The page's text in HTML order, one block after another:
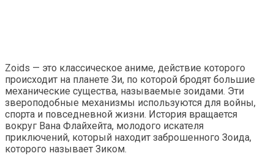
Zoids — это классическое аниме, действие которого
происходит на планете Зи, по которой бродят большие
механические существа, называемые зоидами. Эти
звероподобные механизмы используются для войны,
спорта и повседневной жизни. История вращается
вокруг Вана Флайхейта, молодого искателя
приключений, который находит заброшенного Зоида,
которого называет Зиком.